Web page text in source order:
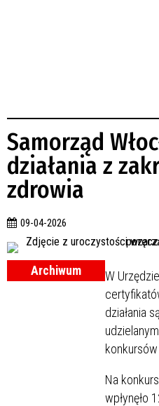
Samorząd
działania z
zdrowia
09-04-2026
Archiwum
W
działania
Na
wpłynęło